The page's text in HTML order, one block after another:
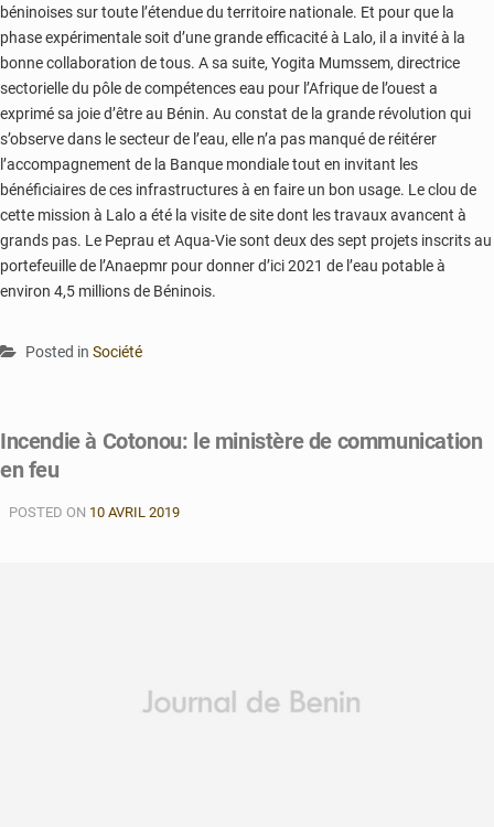
béninoises sur toute l’étendue du territoire nationale. Et pour que la
phase expérimentale soit d’une grande efficacité à Lalo, il a invité à la
bonne collaboration de tous. A sa suite, Yogita Mumssem, directrice
sectorielle du pôle de compétences eau pour l’Afrique de l’ouest a
exprimé sa joie d’être au Bénin. Au constat de la grande révolution qui
s’observe dans le secteur de l’eau, elle n’a pas manqué de réitérer
l’accompagnement de la Banque mondiale tout en invitant les
bénéficiaires de ces infrastructures à en faire un bon usage. Le clou de
cette mission à Lalo a été la visite de site dont les travaux avancent à
grands pas. Le Peprau et Aqua-Vie sont deux des sept projets inscrits au
portefeuille de l’Anaepmr pour donner d’ici 2021 de l’eau potable à
environ 4,5 millions de Béninois.
Posted in Société
Incendie à Cotonou: le ministère de communication
en feu
POSTED ON 10 AVRIL 2019